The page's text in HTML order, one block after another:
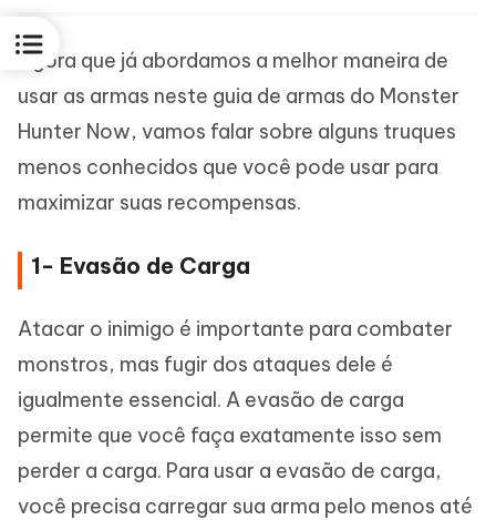
Agora que já abordamos a melhor maneira de
usar as armas neste guia de armas do Monster
Hunter Now, vamos falar sobre alguns truques
menos conhecidos que você pode usar para
maximizar suas recompensas.
1- Evasão de Carga
Atacar o inimigo é importante para combater
monstros, mas fugir dos ataques dele é
igualmente essencial. A evasão de carga
permite que você faça exatamente isso sem
perder a carga. Para usar a evasão de carga,
você precisa carregar sua arma pelo menos até